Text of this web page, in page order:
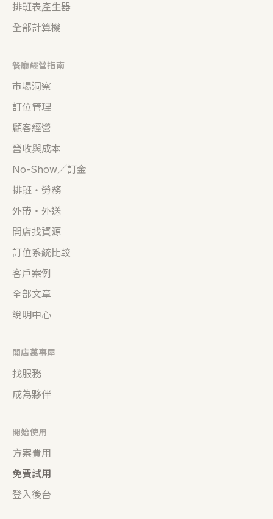
排班表產生器
全部計算機
餐廳經營指南
市場洞察
訂位管理
顧客經營
營收與成本
No-Show／訂金
排班・勞務
外帶・外送
開店找資源
訂位系統比較
客戶案例
全部文章
說明中心
開店萬事屋
找服務
成為夥伴
開始使用
方案費用
免費試用
登入後台